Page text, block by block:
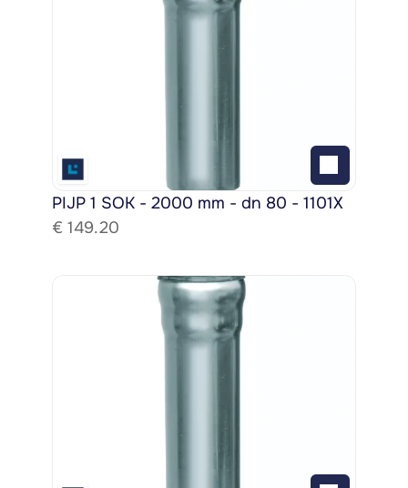
PIJP 1 SOK - 2000 mm - dn 80 - 1101X
€ 149.20